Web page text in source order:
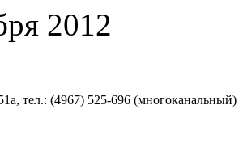
2012
тел.: (4967) 525-696 (многоканальный)